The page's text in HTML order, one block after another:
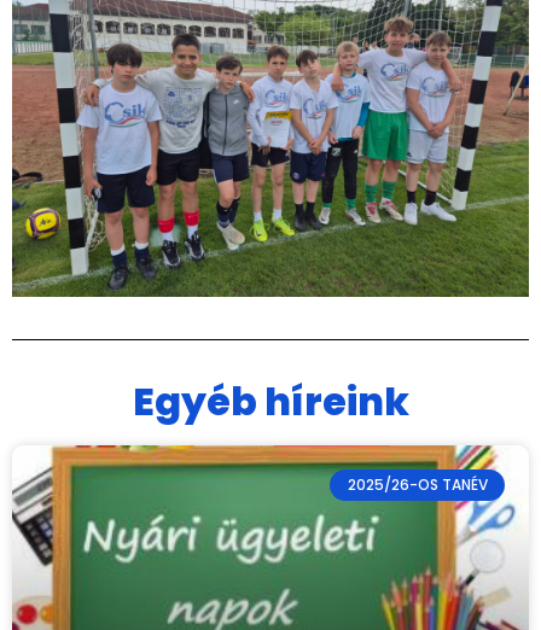
Egyéb híreink
2025/26-OS TANÉV